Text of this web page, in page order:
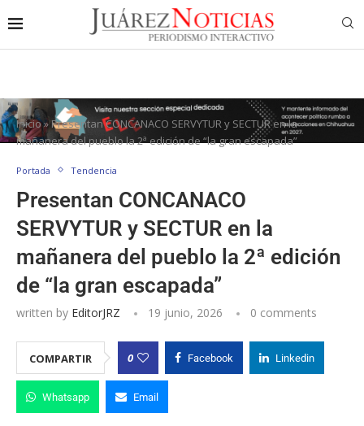
Inicio»Presentan CONCANACO SERVYTUR y SECTUR en la
mañanera del pueblo la 2ª edición de “la gran escapada”
Portada Tendencia
Presentan CONCANACO
SERVYTUR y SECTUR en la
mañanera del pueblo la 2ª edición
de “la gran escapada”
written by EditorJRZ 19 junio, 2026 0 comments
COMPARTIR 0 Facebook Linkedin
Whatsapp Email